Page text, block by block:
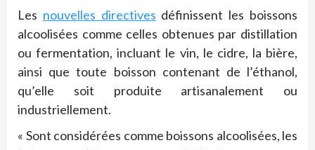
Les nouvelles directives définissent les boissons
alcoolisées comme celles obtenues par distillation
ou fermentation, incluant le vin, le cidre, la bière,
ainsi que toute boisson contenant de l’éthanol,
qu’elle soit produite artisanalement ou
industriellement.
« Sont considérées comme boissons alcoolisées, les